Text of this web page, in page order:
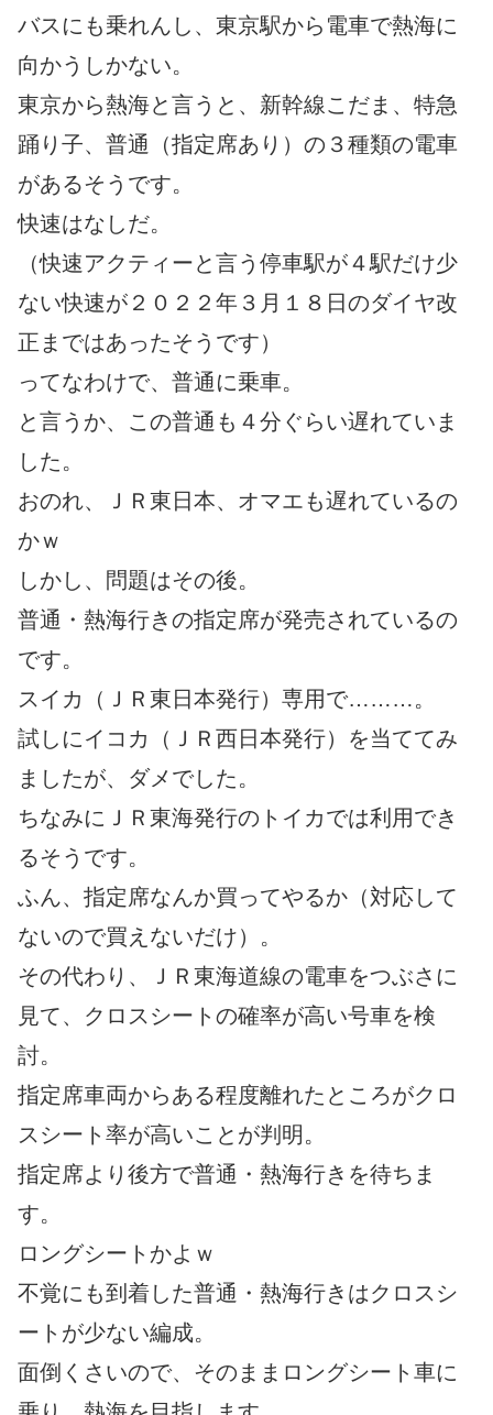
バスにも乗れんし、東京駅から電車で熱海に
向かうしかない。
東京から熱海と言うと、新幹線こだま、特急
踊り子、普通（指定席あり）の３種類の電車
があるそうです。
快速はなしだ。
（快速アクティーと言う停車駅が４駅だけ少
ない快速が２０２２年３月１８日のダイヤ改
正まではあったそうです）
ってなわけで、普通に乗車。
と言うか、この普通も４分ぐらい遅れていま
した。
おのれ、ＪＲ東日本、オマエも遅れているの
かｗ
しかし、問題はその後。
普通・熱海行きの指定席が発売されているの
です。
スイカ（ＪＲ東日本発行）専用で………。
試しにイコカ（ＪＲ西日本発行）を当ててみ
ましたが、ダメでした。
ちなみにＪＲ東海発行のトイカでは利用でき
るそうです。
ふん、指定席なんか買ってやるか（対応して
ないので買えないだけ）。
その代わり、ＪＲ東海道線の電車をつぶさに
見て、クロスシートの確率が高い号車を検
討。
指定席車両からある程度離れたところがクロ
スシート率が高いことが判明。
指定席より後方で普通・熱海行きを待ちま
す。
ロングシートかよｗ
不覚にも到着した普通・熱海行きはクロスシ
ートが少ない編成。
面倒くさいので、そのままロングシート車に